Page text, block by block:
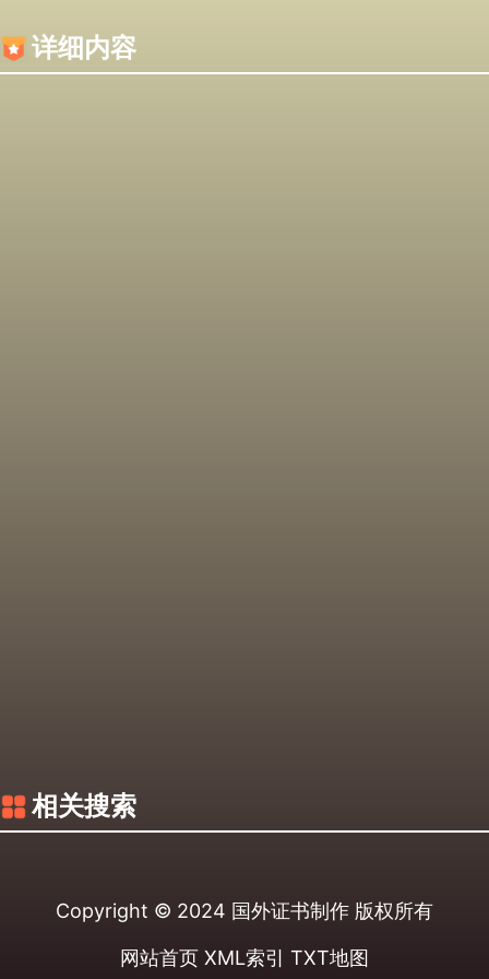
详细内容
相关搜索
Copyright © 2024 国外证书制作 版权所有
网站首页 XML索引 TXT地图